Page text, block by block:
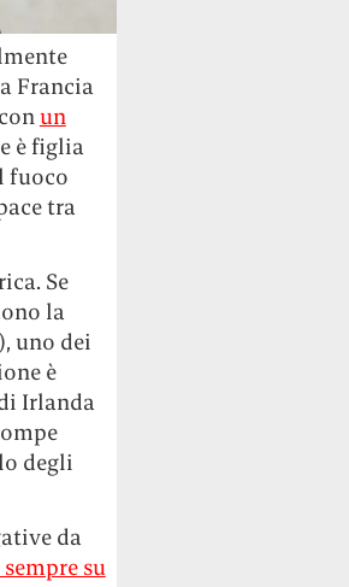
Francia
un
è figlia
fuoco
tra
Se
la
uno dei
è
Irlanda
degli
da
sempre su